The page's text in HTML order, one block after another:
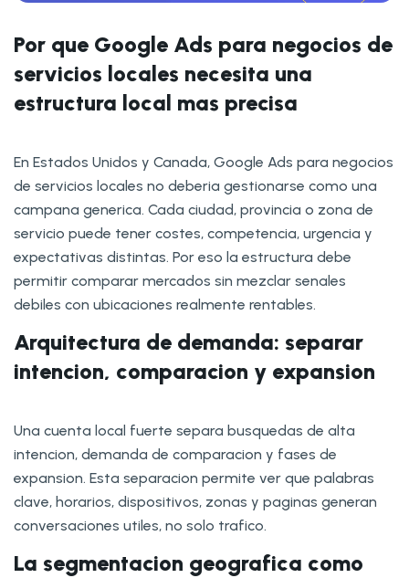
Por que Google Ads para negocios de
servicios locales necesita una
estructura local mas precisa
En Estados Unidos y Canada, Google Ads para negocios
de servicios locales no deberia gestionarse como una
campana generica. Cada ciudad, provincia o zona de
servicio puede tener costes, competencia, urgencia y
expectativas distintas. Por eso la estructura debe
permitir comparar mercados sin mezclar senales
debiles con ubicaciones realmente rentables.
Arquitectura de demanda: separar
intencion, comparacion y expansion
Una cuenta local fuerte separa busquedas de alta
intencion, demanda de comparacion y fases de
expansion. Esta separacion permite ver que palabras
clave, horarios, dispositivos, zonas y paginas generan
conversaciones utiles, no solo trafico.
La segmentacion geografica como